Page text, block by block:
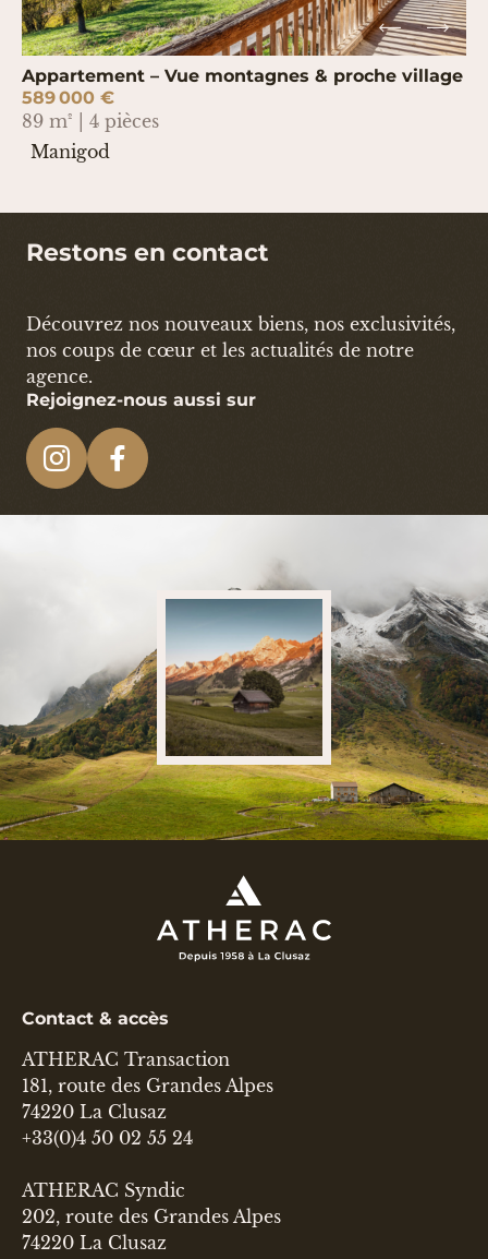
Appartement – Vue montagnes & proche village
589 000 €
89 m² | 4 pièces
Manigod
Restons en contact
Découvrez nos nouveaux biens, nos exclusivités,
nos coups de cœur et les actualités de notre
agence.
Rejoignez-nous aussi sur
Contact & accès
ATHERAC Transaction
181, route des Grandes Alpes
74220 La Clusaz
+33(0)4 50 02 55 24
ATHERAC Syndic
202, route des Grandes Alpes
74220 La Clusaz